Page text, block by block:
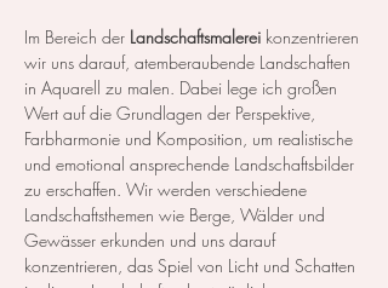
Im Bereich der Landschaftsmalerei konzentrieren
wir uns darauf, atemberaubende Landschaften
in Aquarell zu malen. Dabei lege ich großen
Wert auf die Grundlagen der Perspektive,
Farbharmonie und Komposition, um realistische
und emotional ansprechende Landschaftsbilder
zu erschaffen. Wir werden verschiedene
Landschaftsthemen wie Berge, Wälder und
Gewässer erkunden und uns darauf
konzentrieren, das Spiel von Licht und Schatten